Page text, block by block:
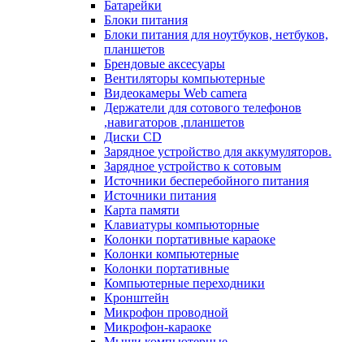
Батарейки
Блоки питания
Блоки питания для ноутбуков, нетбуков,
планшетов
Брендовые аксесуары
Вентиляторы компьютерные
Видеокамеры Web camera
Держатели для сотового телефонов
,навигаторов ,планшетов
Диски CD
Зарядное устройство для аккумуляторов.
Зарядное устройство к сотовым
Источники бесперебойного питания
Источники питания
Карта памяти
Клавиатуры компьюторные
Колонки портативные караоке
Колонки компьютерные
Колонки портативные
Компьютерные переходники
Кронштейн
Микрофон проводной
Микрофон-караоке